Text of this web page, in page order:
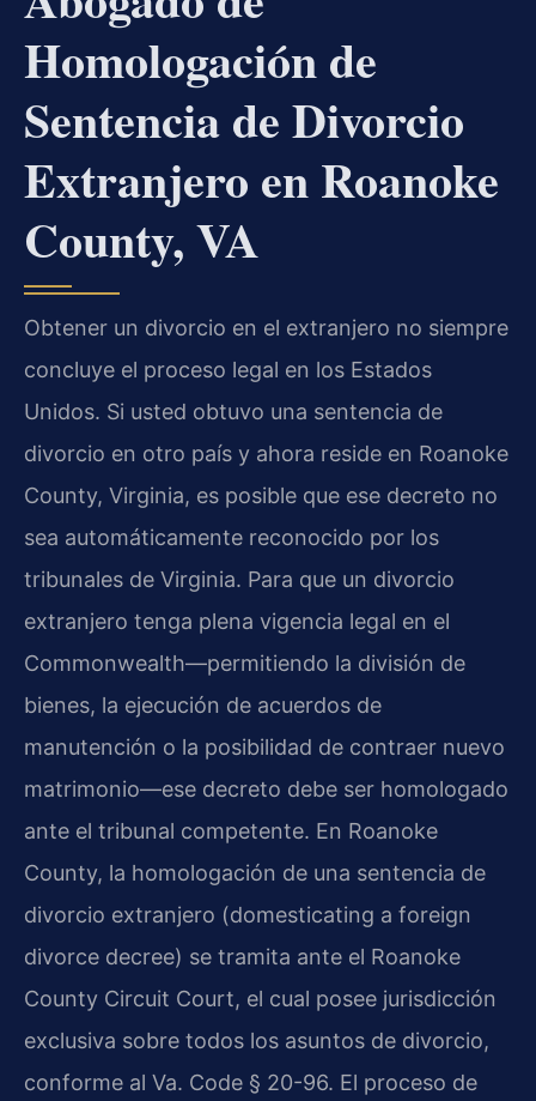
Homologación de
Sentencia de Divorcio
Extranjero en Roanoke
County, VA
Obtener un divorcio en el extranjero no siempre
concluye el proceso legal en los Estados
Unidos. Si usted obtuvo una sentencia de
divorcio en otro país y ahora reside en Roanoke
County, Virginia, es posible que ese decreto no
sea automáticamente reconocido por los
tribunales de Virginia. Para que un divorcio
extranjero tenga plena vigencia legal en el
Commonwealth—permitiendo la división de
bienes, la ejecución de acuerdos de
manutención o la posibilidad de contraer nuevo
matrimonio—ese decreto debe ser homologado
ante el tribunal competente. En Roanoke
County, la homologación de una sentencia de
divorcio extranjero (domesticating a foreign
divorce decree) se tramita ante el Roanoke
County Circuit Court, el cual posee jurisdicción
exclusiva sobre todos los asuntos de divorcio,
conforme al Va. Code § 20-96. El proceso de